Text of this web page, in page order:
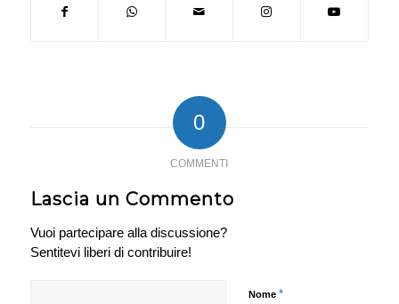
0
COMMENTI
Lascia un Commento
Vuoi partecipare alla discussione?
Sentitevi liberi di contribuire!
Nome *